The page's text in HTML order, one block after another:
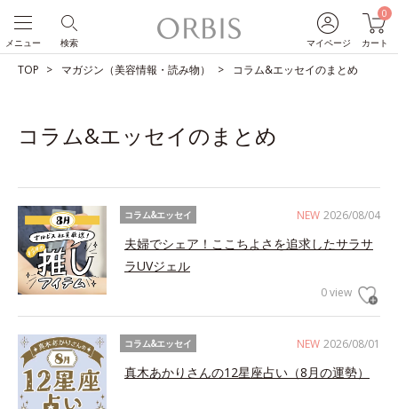
マイページ
0
カート
検索
メニュー
TOP マガジン（美容情報・読み物） コラム&エッセイのまとめ
コラム&エッセイのまとめ
NEW 2026/08/04
コラム&エッセイ
夫婦でシェア！ここちよさを追求したサラサ
ラUVジェル
0 view
NEW 2026/08/01
コラム&エッセイ
真木あかりさんの12星座占い（8月の運勢）